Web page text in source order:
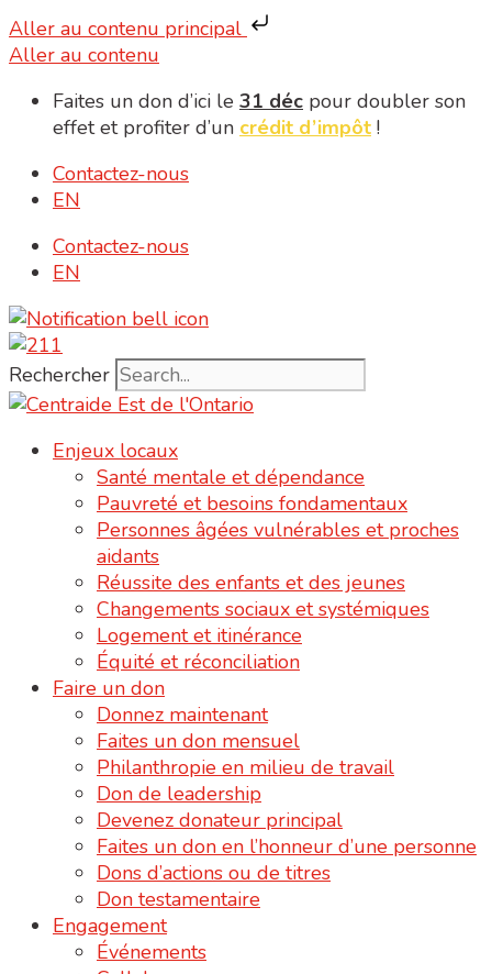
Aller au contenu principal
Aller au contenu
Faites un don d’ici le 31 déc pour doubler son
effet et profiter d’un crédit d’impôt !
Contactez-nous
EN
Contactez-nous
EN
Rechercher
Enjeux locaux
Santé mentale et dépendance
Pauvreté et besoins fondamentaux
Personnes âgées vulnérables et proches
aidants
Réussite des enfants et des jeunes
Changements sociaux et systémiques
Logement et itinérance
Équité et réconciliation
Faire un don
Donnez maintenant
Faites un don mensuel
Philanthropie en milieu de travail
Don de leadership
Devenez donateur principal
Faites un don en l’honneur d’une personne
Dons d’actions ou de titres
Don testamentaire
Engagement
Événements